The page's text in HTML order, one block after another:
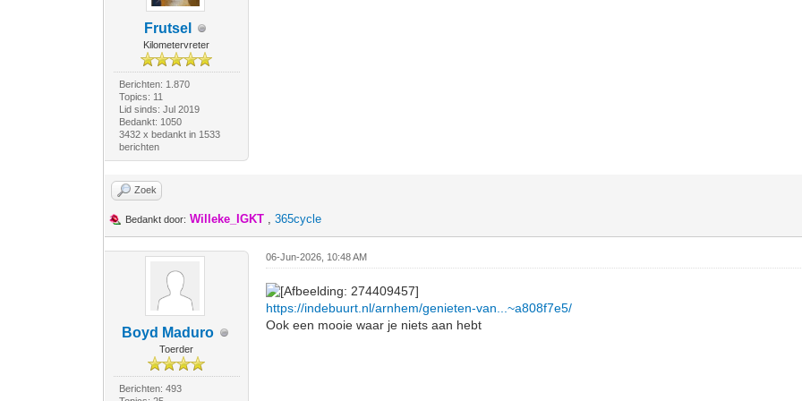
Frutsel
Kilometervreter
Berichten: 1.870
Topics: 11
Lid sinds: Jul 2019
Bedankt: 1050
3432 x bedankt in 1533
berichten
Zoek
Bedankt door: Willeke_IGKT ,365cycle
Boyd Maduro
Toerder
Berichten: 493
06-Jun-2026, 10:48 AM
https://indebuurt.nl/arnhem/genieten-van...~a808f7e5/
Ook een mooie waar je niets aan hebt